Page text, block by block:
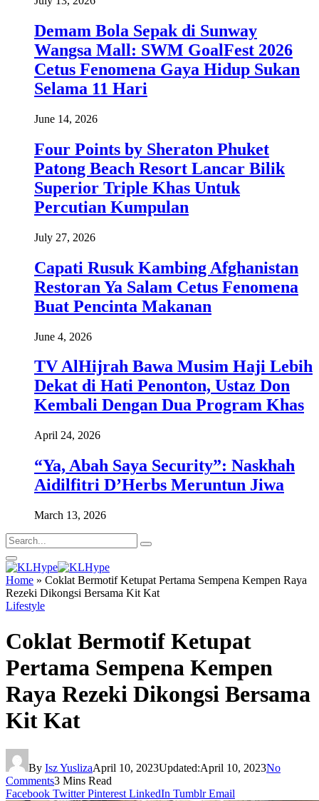
Demam Bola Sepak di Sunway
Wangsa Mall: SWM GoalFest 2026
Cetus Fenomena Gaya Hidup Sukan
Selama 11 Hari
June 14, 2026
Four Points by Sheraton Phuket
Patong Beach Resort Lancar Bilik
Superior Triple Khas Untuk
Percutian Kumpulan
July 27, 2026
Capati Rusuk Kambing Afghanistan
Restoran Ya Salam Cetus Fenomena
Buat Pencinta Makanan
June 4, 2026
TV AlHijrah Bawa Musim Haji Lebih
Dekat di Hati Penonton, Ustaz Don
Kembali Dengan Dua Program Khas
April 24, 2026
“Ya, Abah Saya Security”: Naskhah
Aidilfitri D’Herbs Meruntun Jiwa
March 13, 2026
Home » Coklat Bermotif Ketupat Pertama Sempena Kempen Raya
Rezeki Dikongsi Bersama Kit Kat
Lifestyle
Coklat Bermotif Ketupat
Pertama Sempena Kempen
Raya Rezeki Dikongsi Bersama
Kit Kat
By Isz YuslizaApril 10, 2023Updated:April 10, 2023No
Comments3 Mins Read
Facebook Twitter Pinterest LinkedIn Tumblr Email